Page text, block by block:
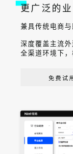
更广泛的
兼具传统电商
深度覆盖主流
全渠道环境下
免费试